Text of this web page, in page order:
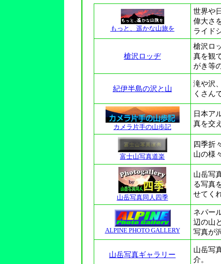
もっと、遥かな山旅を
世界や
偉大さ
ライド
槍沢ロッヂ
槍沢ロ
真を観
がき等
紀伊半島の沢と山
滝や沢
くさん
カメラ片手の山歩記
日本ア
真を交
富士山写真道楽
四季折
山の様
山岳写真同人四季
山岳写
る写真
せてく
ALPINE PHOTO GALLERY
ネパー
辺の山
写真が
山岳写真ギャラリー
山岳写
介。